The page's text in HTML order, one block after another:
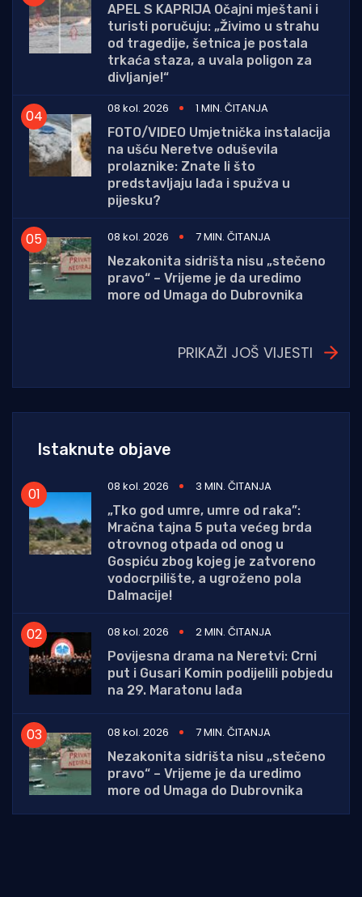
APEL S KAPRIJA Očajni mještani i
turisti poručuju: „Živimo u strahu
od tragedije, šetnica je postala
trkaća staza, a uvala poligon za
divljanje!“
08 kol. 2026
1 MIN. ČITANJA
FOTO/VIDEO Umjetnička instalacija
na ušću Neretve oduševila
prolaznike: Znate li što
predstavljaju lađa i spužva u
pijesku?
08 kol. 2026
7 MIN. ČITANJA
Nezakonita sidrišta nisu „stečeno
pravo“ – Vrijeme je da uredimo
more od Umaga do Dubrovnika
PRIKAŽI JOŠ VIJESTI
Istaknute objave
08 kol. 2026
3 MIN. ČITANJA
„Tko god umre, umre od raka”:
Mračna tajna 5 puta većeg brda
otrovnog otpada od onog u
Gospiću zbog kojeg je zatvoreno
vodocrpilište, a ugroženo pola
Dalmacije!
08 kol. 2026
2 MIN. ČITANJA
Povijesna drama na Neretvi: Crni
put i Gusari Komin podijelili pobjedu
na 29. Maratonu lađa
08 kol. 2026
7 MIN. ČITANJA
Nezakonita sidrišta nisu „stečeno
pravo“ – Vrijeme je da uredimo
more od Umaga do Dubrovnika